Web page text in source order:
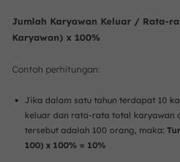
Jumlah Karyawan Keluar / Rata-
Karyawan) x 100%
Contoh perhitungan:
Jika dalam satu tahun terdapat 10
keluar dan rata-rata total karyawan
tersebut adalah 100 orang, maka:
100) x 100% = 10%